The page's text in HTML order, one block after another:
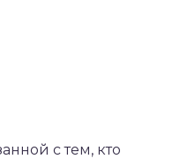
с тем, кто